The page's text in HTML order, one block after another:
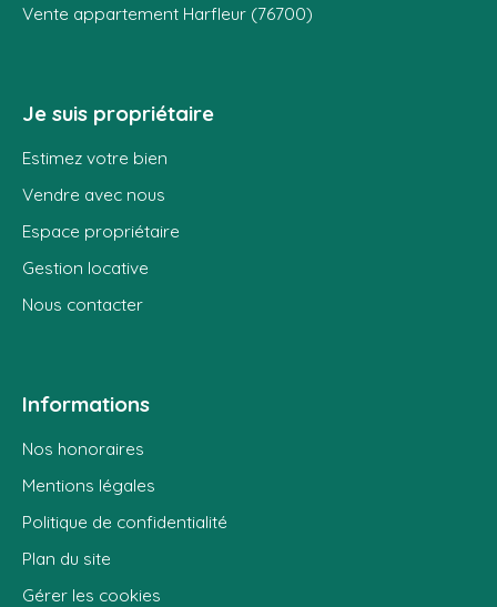
Vente appartement Harfleur (76700)
Je suis propriétaire
Estimez votre bien
Vendre avec nous
Espace propriétaire
Gestion locative
Nous contacter
Informations
Nos honoraires
Mentions légales
Politique de confidentialité
Plan du site
Gérer les cookies